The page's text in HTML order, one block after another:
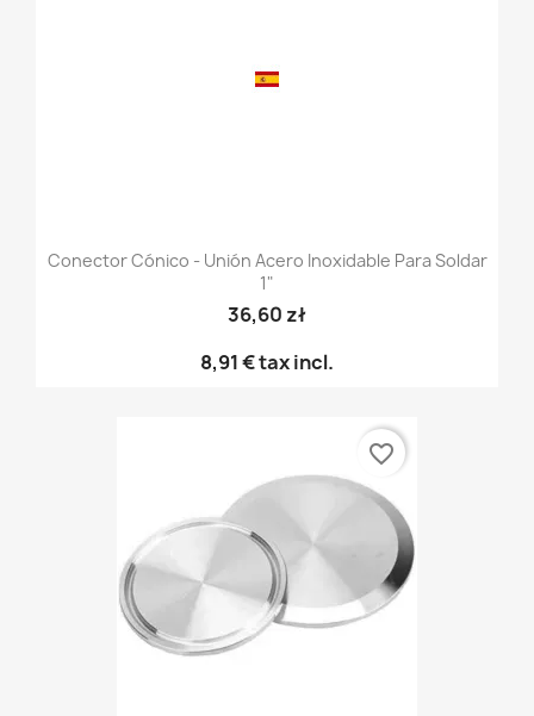
Conector Cónico - Unión Acero Inoxidable Para Soldar
1"
36,60 zł
8,91 €tax incl.
favorite_border